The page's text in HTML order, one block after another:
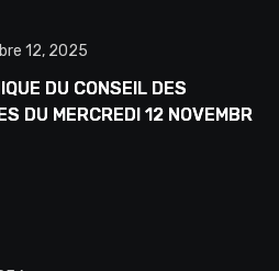
12, 2025
DU CONSEIL DES
DU MERCREDI 12 NOVEMBRE